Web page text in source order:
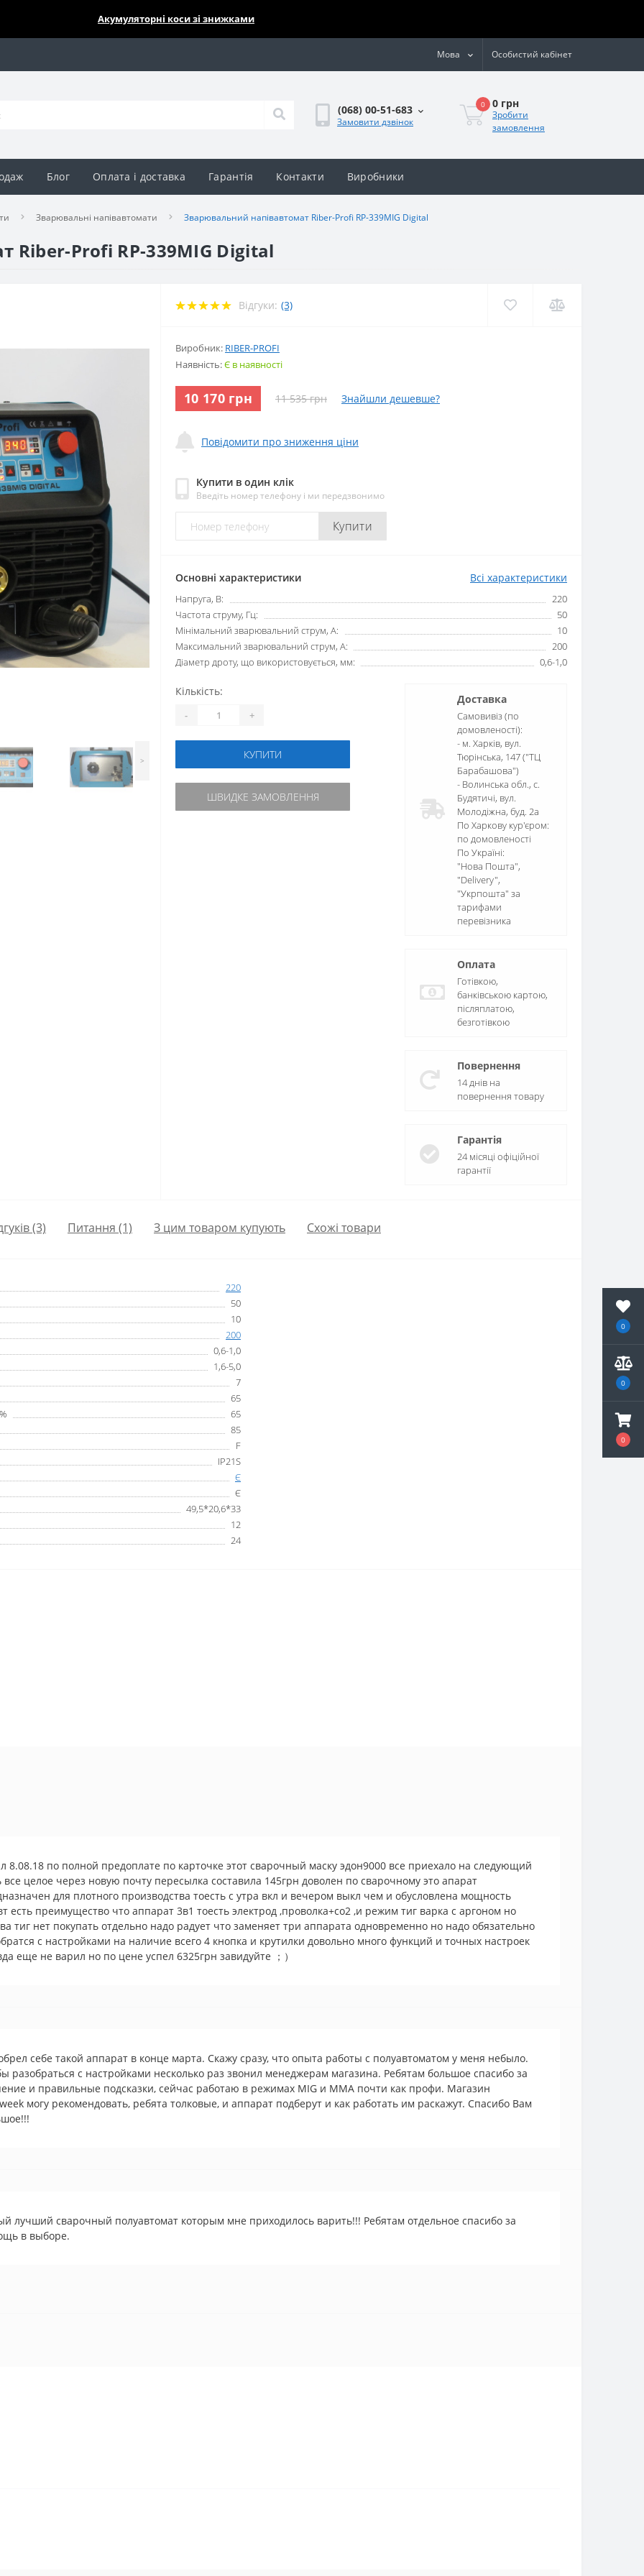
0
0
0
Акумуляторні коси зі знижками
Мова Особистий кабінет
(068) 00-51-683
Замовити дзвінок
0 0 грн
Зробити
замовлення
Блог Оплата і доставка Гарантія Контакти Виробники
Зварювальні напівавтомати Зварювальний напівавтомат Riber-Profi RP-339MIG Digital
Riber-Profi RP-339MIG Digital
>
Відгуки: (3)
Виробник: RIBER-PROFI
Наявність:Є в наявності
10 170 грн 11 535 грн Знайшли дешевше?
Повідомити про зниження ціни
Купити в один клік
Введіть номер телефону і ми передзвонимо
Купити
Основні характеристики Всі характеристики
Напруга, В:
220
Частота струму, Гц:
50
Мінімальний зварювальний струм, А:
10
Максимальний зварювальний струм, А:
200
Діаметр дроту, що використовується, мм:
0,6-1,0
Кількість:
- +
КУПИТИ
ШВИДКЕ ЗАМОВЛЕННЯ
Доставка
Самовивіз (по
домовленості):
- м. Харків, вул.
Тюрінська, 147 ("ТЦ
Барабашова")
- Волинська обл., c.
Будятичі, вул.
Молодіжна, буд. 2а
По Харкову кур'єром:
по домовленості
По Україні:
"Нова Пошта",
"Delivery",
"Укрпошта" за
тарифами
перевізника
Оплата
Готівкою,
банківською картою,
післяплатою,
безготівкою
Повернення
14 днів на
повернення товару
Гарантія
24 місяці офіційної
гарантії
(3) Питання (1) З цим товаром купують Схожі товари
220
50
10
200
0,6-1,0
1,6-5,0
7
65
65
85
F
IP21S
Є
Є
49,5*20,6*33
12
24
8.08.18 по полной предоплате по карточке этот сварочный маску эдон9000 все приехало на следующий
все целое через новую почту пересылка составила 145грн доволен по сварочному это апарат
для плотного производства тоесть с утра вкл и вечером выкл чем и обусловлена мощность
есть преимущество что аппарат 3в1 тоесть электрод ,проволка+со2 ,и режим тиг варка с аргоном но
тиг нет покупать отдельно надо радует что заменяет три аппарата одновременно но надо обязательно
с настройками на наличие всего 4 кнопка и крутилки довольно много функций и точных настроек
еще не варил но по цене успел 6325грн завидуйте ；）
себе такой аппарат в конце марта. Скажу сразу, что опыта работы с полуавтоматом у меня небыло.
разобраться с настройками несколько раз звонил менеджерам магазина. Ребятам большое спасибо за
и правильные подсказки, сейчас работаю в режимах MIG и ММА почти как профи. Магазин
могу рекомендовать, ребята толковые, и аппарат подберут и как работать им раскажут. Спасибо Вам
лучший сварочный полуавтомат которым мне приходилось варить!!! Ребятам отдельное спасибо за
в выборе.